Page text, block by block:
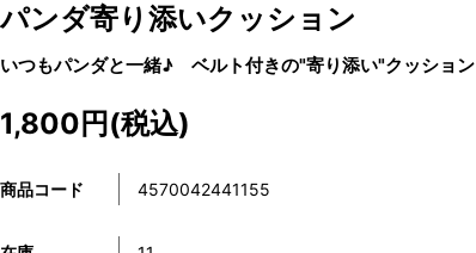
いつもパンダと一緒♪ ベルト付きの"寄り添い"クッション
パンダ寄り添いクッション
1,800円(税込)
商品コード 4570042441155